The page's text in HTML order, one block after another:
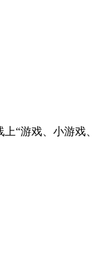
“游戏、小游戏、